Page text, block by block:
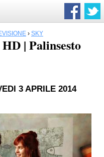
› SKY
| Palinsesto
3 APRILE 2014